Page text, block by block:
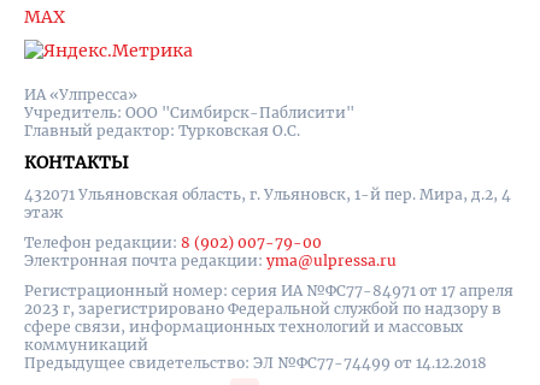
ИА «Улпресса»
Учредитель: ООО "Симбирск-Паблисити"
Главный редактор: Турковская О.С.
КОНТАКТЫ
432071 Ульяновская область, г. Ульяновск, 1-й пер. Мира, д.2, 4
этаж
Телефон редакции: 8 (902) 007-79-00
Электронная почта редакции: yma@ulpressa.ru
Регистрационный номер: серия ИА №ФС77-84971 от 17 апреля
2023 г, зарегистрировано Федеральной службой по надзору в
сфере связи, информационных технологий и массовых
коммуникаций
Предыдущее свидетельство: ЭЛ №ФС77-74499 от 14.12.2018
MAX